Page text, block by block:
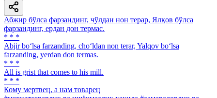
Абжир бўлса фарзандинг, чўлдан нон терар, Ялқов бўлса
фарзандинг, ердан дон термас.
* * *
Abjir bo‘lsa farzanding, cho‘ldan non terar, Yalqov bo‘lsa
farzanding, yerdan don termas.
* * *
All is grist that comes to his mill.
* * *
Кому мертвец, а нам товарец